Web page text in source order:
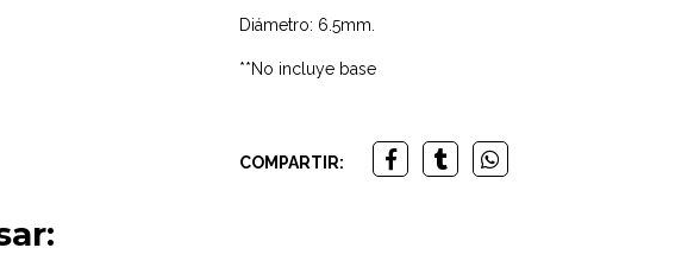
Diámetro: 6.5mm.
**No incluye base
COMPARTIR: